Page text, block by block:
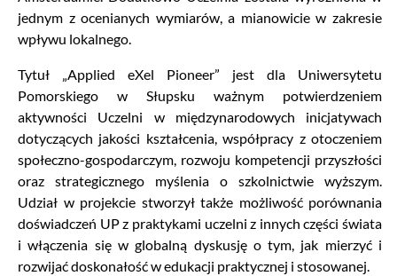
jednym z ocenianych wymiarów, a mianowicie w zakresie
wpływu lokalnego.
Tytuł „Applied eXel Pioneer” jest dla Uniwersytetu
Pomorskiego w Słupsku ważnym potwierdzeniem
aktywności Uczelni w międzynarodowych inicjatywach
dotyczących jakości kształcenia, współpracy z otoczeniem
społeczno-gospodarczym, rozwoju kompetencji przyszłości
oraz strategicznego myślenia o szkolnictwie wyższym.
Udział w projekcie stworzył także możliwość porównania
doświadczeń UP z praktykami uczelni z innych części świata
i włączenia się w globalną dyskusję o tym, jak mierzyć i
rozwijać doskonałość w edukacji praktycznej i stosowanej.